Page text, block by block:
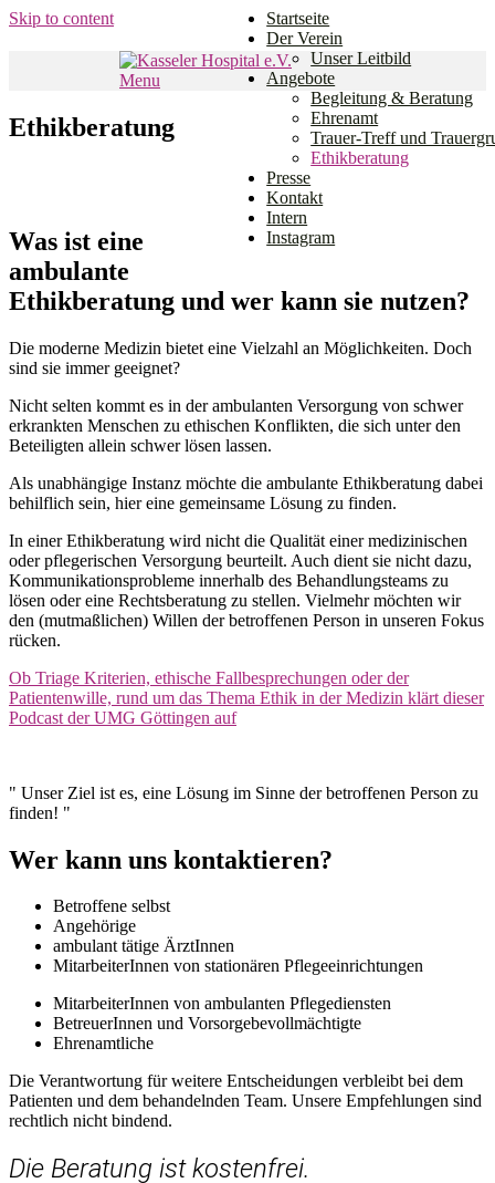
Skip to content
Kasseler Hospital e.V.
Den Weg gemeinsam gehen.
Menu
Startseite
Der Verein
Unser Leitbild
Angebote
Begleitung & Beratung
Ehrenamt
Trauer-Treff und
Ethikberatung
Presse
Kontakt
Intern
Instagram
Ethikberatung
Was ist eine
ambulante
Ethikberatung und wer kann sie nutzen?
Die moderne Medizin bietet eine Vielzahl an Möglichkeiten. Doch
sind sie immer geeignet?
Nicht selten kommt es in der ambulanten Versorgung von schwer
erkrankten Menschen zu ethischen Konflikten, die sich unter den
Beteiligten allein schwer lösen lassen.
Als unabhängige Instanz möchte die ambulante Ethikberatung dabei
behilflich sein, hier eine gemeinsame Lösung zu finden.
In einer Ethikberatung wird nicht die Qualität einer medizinischen
oder pflegerischen Versorgung beurteilt. Auch dient sie nicht dazu,
Kommunikationsprobleme innerhalb des Behandlungsteams zu
lösen oder eine Rechtsberatung zu stellen. Vielmehr möchten wir
den (mutmaßlichen) Willen der betroffenen Person in unseren Fokus
rücken.
Ob Triage Kriterien, ethische Fallbesprechungen oder der
Patientenwille, rund um das Thema Ethik in der Medizin klärt dieser
Podcast der UMG Göttingen auf
" Unser Ziel ist es, eine Lösung im Sinne der betroffenen Person zu
finden! "
Wer kann uns kontaktieren?
Betroffene selbst
Angehörige
ambulant tätige ÄrztInnen
MitarbeiterInnen von stationären Pflegeeinrichtungen
MitarbeiterInnen von ambulanten Pflegediensten
BetreuerInnen und Vorsorgebevollmächtigte
Ehrenamtliche
Die Verantwortung für weitere Entscheidungen verbleibt bei dem
Patienten und dem behandelnden Team. Unsere Empfehlungen sind
rechtlich nicht bindend.
Die Beratung ist kostenfrei.